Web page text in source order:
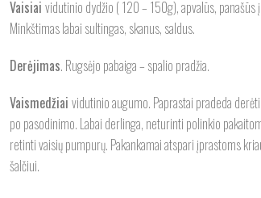
Vaisiaividutinio dydžio ( 120 – 150g), apvalūs, panašūs
Minkštimas labai sultingas, skanus, saldus.
Derėjimas. Rugsėjo pabaiga – spalio pradžia.
Vaismedžiaividutinio augumo. Paprastai pradeda
po pasodinimo. Labai derlinga, neturinti polinkio
retinti vaisių pumpurų. Pakankamai atspari įprastoms
šalčiui.